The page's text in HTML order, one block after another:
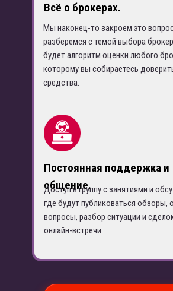
Всё о брокерах.
Мы наконец-то закроем это
разберемся с темой выбора
будет алгоритм оценки любого
которому вы собираетесь
средства.
Постоянная поддержка и
общение.
Доступ в группу с занятиями и
где будут публиковаться обзоры,
вопросы, разбор ситуации и
онлайн-встречи.